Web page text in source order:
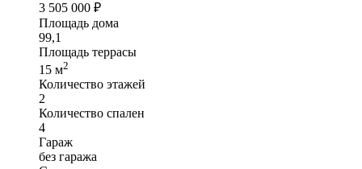
3 505 000 ₽
Площадь дома
99,1
Площадь террасы
15 м2
Количество этажей
2
Количество спален
4
Гараж
без гаража